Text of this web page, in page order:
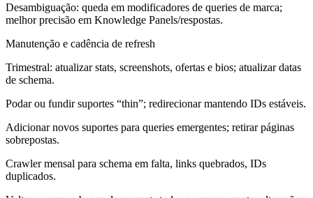
Desambiguação: queda em modificadores de queries de marca;
melhor precisão em Knowledge Panels/respostas.
Manutenção e cadência de refresh
Trimestral: atualizar stats, screenshots, ofertas e bios; atualizar datas
de schema.
Podar ou fundir suportes “thin”; redirecionar mantendo IDs estáveis.
Adicionar novos suportes para queries emergentes; retirar páginas
sobrepostas.
Crawler mensal para schema em falta, links quebrados, IDs
duplicados.